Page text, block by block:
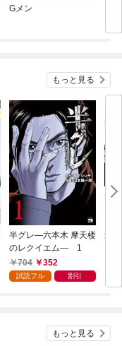
Gメン
もっと見る
半グレ―六本木 摩天楼
のレクイエム― 1
704
352
試読フル 割引
最
もっと見る